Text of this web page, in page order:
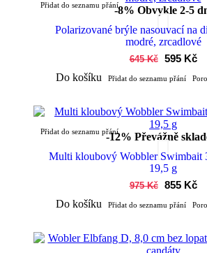
-8% Obvykle 2-5
Přidat do seznamu přání
Polarizované brýle nasouvací na
modré, zrcadlové
645 Kč
595 Kč
Do košíku
Přidat do seznamu přání
-12% Převážně
Přidat do seznamu přání
Multi kloubový Wobbler Swimbait
19,5 g
975 Kč
855 Kč
Do košíku
Přidat do seznamu přání